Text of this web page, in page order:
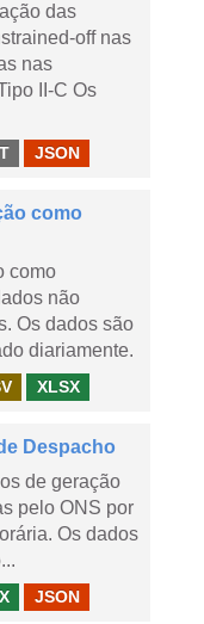
das
off nas
nas
II-C Os
JSON
como
como
não
Os dados são
diariamente.
XLSX
Despacho
de geração
pelo ONS por
Os dados
JSON